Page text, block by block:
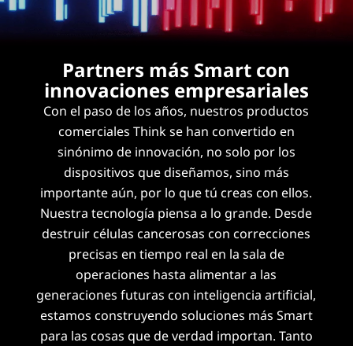
Partners más Smart con
innovaciones empresariales
Con el paso de los años, nuestros productos
comerciales Think se han convertido en
sinónimo de innovación, no solo por los
dispositivos que diseñamos, sino más
importante aún, por lo que tú creas con ellos.
Nuestra tecnología piensa a lo grande. Desde
destruir células cancerosas con correcciones
precisas en tiempo real en la sala de
operaciones hasta alimentar a las
generaciones futuras con inteligencia artificial,
estamos construyendo soluciones más Smart
para las cosas que de verdad importan. Tanto